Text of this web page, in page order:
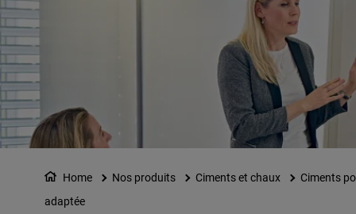
Home Nos produits Ciments et chaux Ciments
adaptée